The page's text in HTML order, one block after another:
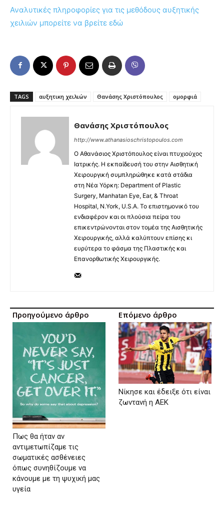
Αναλυτικές πληροφορίες για τις μεθόδους αυξητικής
χειλιών μπορείτε να βρείτε εδώ
TAGS αυξητικη χειλιών Θανάσης Χριστόπουλος ομορφιά
Θανάσης Χριστόπουλος
http://www.athanasioschristopoulos.com
O Αθανάσιος Χριστόπουλος είναι πτυχιούχος
Ιατρικής. Η εκπαίδευσή του στην Αισθητική
Χειρουργική συμπληρώθηκε κατά στάδια
στη Νέα Υόρκη: Department of Plastic
Surgery, Manhatan Eye, Ear, & Throat
Hospital, N.York, U.S.A. Το επιστημονικό του
ενδιαφέρον και οι πλούσια πείρα του
επικεντρώνονται στον τομέα της Αισθητικής
Χειρουργικής, αλλά καλύπτουν επίσης κι
ευρύτερα το φάσμα της Πλαστικής και
Επανορθωτικής Χειρουργικής.
Προηγούμενο άρθρο
Πως θα ήταν αν
αντιμετωπίζαμε τις
σωματικές ασθένειες
όπως συνηθίζουμε να
κάνουμε με τη ψυχική μας
υγεία
Επόμενο άρθρο
Νίκησε και έδειξε ότι είναι
ζωντανή η ΑΕΚ